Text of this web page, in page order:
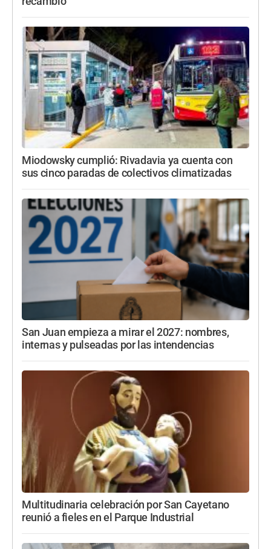
Miodowsky cumplió: Rivadavia ya cuenta con
sus cinco paradas de colectivos climatizadas
San Juan empieza a mirar el 2027: nombres,
internas y pulseadas por las intendencias
Multitudinaria celebración por San Cayetano
reunió a fieles en el Parque Industrial